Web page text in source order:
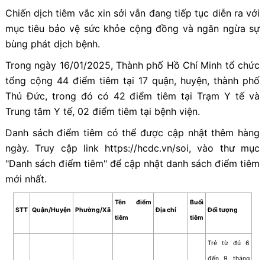
Chiến dịch tiêm vắc xin sởi vẫn đang tiếp tục diễn ra với
mục tiêu bảo vệ sức khỏe cộng đồng và ngăn ngừa sự
bùng phát dịch bệnh.
Trong ngày 16/01/2025, Thành phố Hồ Chí Minh tổ chức
tổng cộng 44 điểm tiêm tại 17 quận, huyện, thành phố
Thủ Đức, trong đó có 42 điểm tiêm tại Trạm Y tế và
Trung tâm Y tế, 02 điểm tiêm tại bệnh viện.
Danh sách điểm tiêm có thể được cập nhật thêm hàng
ngày. Truy cập link https://hcdc.vn/soi, vào thư mục
"Danh sách điểm tiêm" để cập nhật danh sách điểm tiêm
mới nhất.
STT Quận/Huyện Phường/Xã
Tên điểm
tiêm
Địa chỉ
Buổi
tiêm
Đối tượng
Trẻ từ đủ 6
đến 9 tháng